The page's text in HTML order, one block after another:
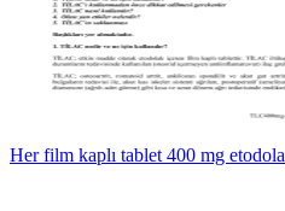
Her film kaplı tablet 400 mg etodola